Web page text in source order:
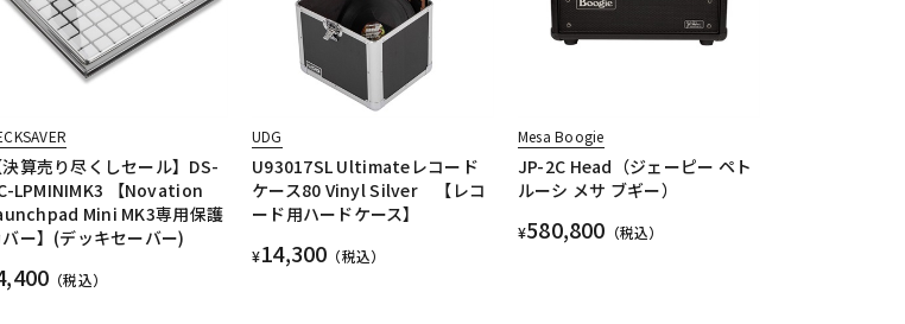
決算売り尽くしセール】DS-
LPMINIMK3 【Novation
Mini MK3専用保護
ー】(デッキセーバー)
（税込）
UDG
U93017SL Ultimateレコード
ケース80 Vinyl Silver 【レコ
ード用ハードケース】
¥14,300 （税込）
Mesa Boogie
JP-2C Head（ジェーピー ペト
ルーシ メサ ブギー）
¥580,800 （税込）